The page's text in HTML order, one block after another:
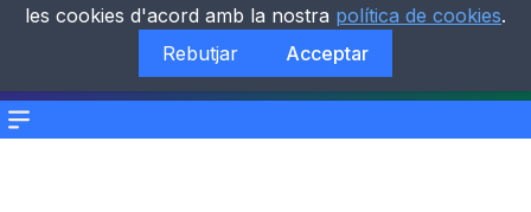
Menu
les cookies d'acord amb la nostra política de cookies.
Rebutjar
Acceptar